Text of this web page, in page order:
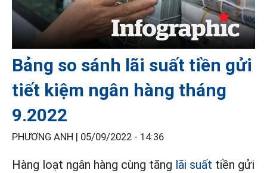
Bảng so sánh lãi suất tiền gửi
tiết kiệm ngân hàng tháng
9.2022
PHƯƠNG ANH | 05/09/2022 - 14:36
Hàng loạt ngân hàng cùng tăng lãi suất tiền gửi